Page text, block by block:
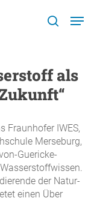
search
Menu
als
Fraunhofer IWES,
Merseburg,
Guericke-
der Natur-
einen Über